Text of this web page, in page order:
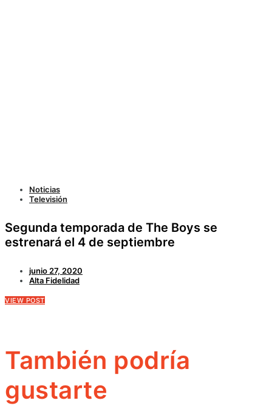
Noticias
Televisión
Segunda temporada de The Boys se
estrenará el 4 de septiembre
junio 27, 2020
Alta Fidelidad
VIEW POST
También podría
gustarte